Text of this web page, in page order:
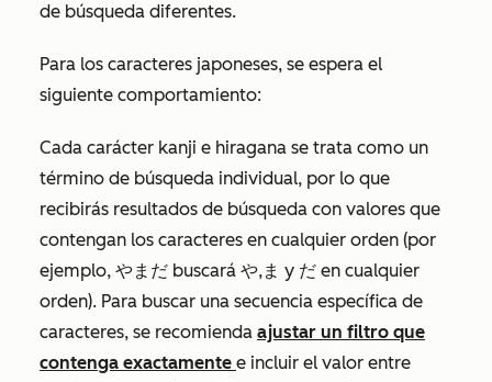
de búsqueda diferentes.
Para los caracteres japoneses, se espera el
siguiente comportamiento:
Cada carácter kanji e hiragana se trata como un
término de búsqueda individual, por lo que
recibirás resultados de búsqueda con valores que
contengan los caracteres en cualquier orden (por
ejemplo, やまだ buscará や,ま y だ en cualquier
orden). Para buscar una secuencia específica de
caracteres, se recomienda ajustar un filtro que
contenga exactamente e incluir el valor entre